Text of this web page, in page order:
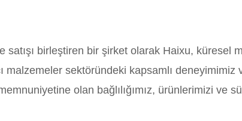
satışı birleştiren bir şirket olarak Haixu, küresel
malzemeler sektöründeki kapsamlı
olan bağlılığımız, ürünlerimizi ve